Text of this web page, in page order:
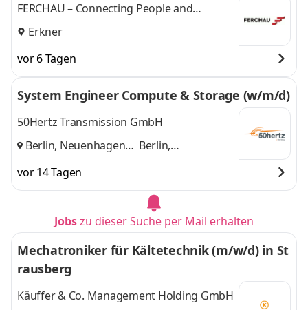
FERCHAU – Connecting People and
Technologies
Erkner
vor 6 Tagen
System Engineer Compute & Storage (w/m/d)
50Hertz Transmission GmbH
Berlin, Neuenhagen
Berlin,
vor 14 Tagen
Jobszu dieser Suche per Mail erhalten
Mechatroniker für Kältetechnik (m/w/d) in St
rausberg
Käuffer & Co. Management Holding GmbH